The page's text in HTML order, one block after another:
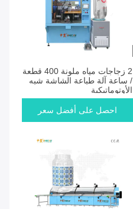
2 زجاجات مياه ملونة 400 قطعة
/ ساعة آلة طباعة الشاشة شبه
الأوتوماتيكية
احصل على أفضل سعر